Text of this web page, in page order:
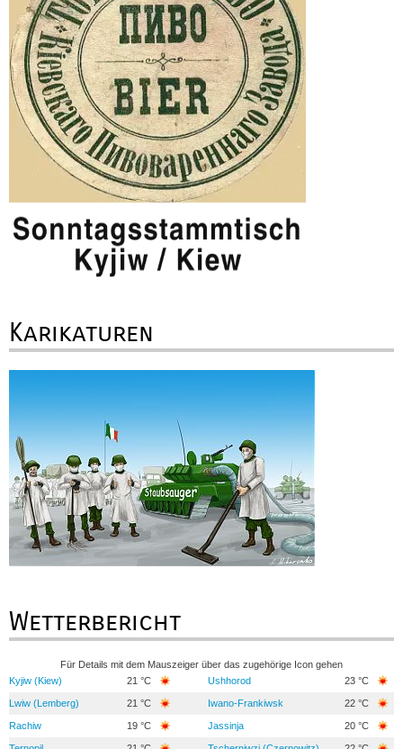
Karikaturen
Wetterbericht
Für Details mit dem Mauszeiger über das zugehörige Icon gehen
Kyjiw (Kiew)
21 °C Ushhorod 23 °C
Lwiw (Lemberg) 21 °C Iwano-Frankiwsk 22 °C
Rachiw 19 °C Jassinja 20 °C